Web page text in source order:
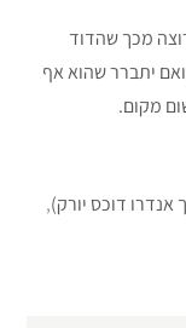
מכך שהדוד
יתברר שהוא אף
מקום.
אנדרו דוכס יורק),